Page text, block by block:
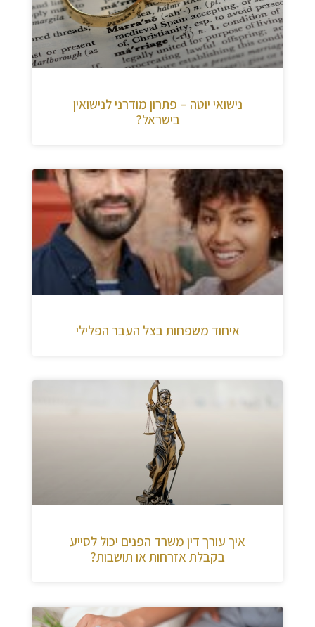
נישואי יוטה – פתרון מודרני לנישואין
בישראל?
איחוד משפחות בצל העבר הפלילי
איך עורך דין משרד הפנים יכול לסייע
בקבלת אזרחות או תושבות?